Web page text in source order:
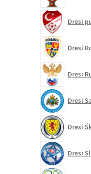
Dresi
Dresi
Dresi
Dresi
Dresi
Dresi